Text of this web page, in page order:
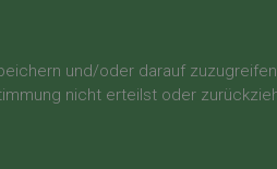
und/oder darauf
nicht erteilst oder